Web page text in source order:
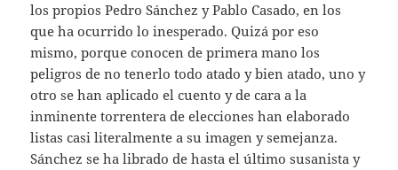
los propios Pedro Sánchez y Pablo Casado, en los
que ha ocurrido lo inesperado. Quizá por eso
mismo, porque conocen de primera mano los
peligros de no tenerlo todo atado y bien atado, uno y
otro se han aplicado el cuento y de cara a la
inminente torrentera de elecciones han elaborado
listas casi literalmente a su imagen y semejanza.
Sánchez se ha librado de hasta el último susanista y